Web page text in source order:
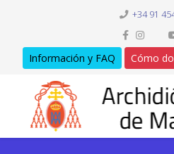
+34 91
Información y FAQ Cómo